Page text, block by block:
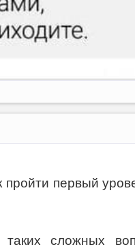
пройти первый
сложных